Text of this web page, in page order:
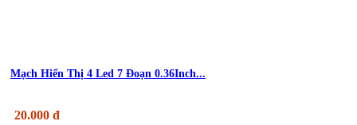
Mạch Hiển Thị 4 Led 7 Đoạn 0.36Inch...
20.000 đ